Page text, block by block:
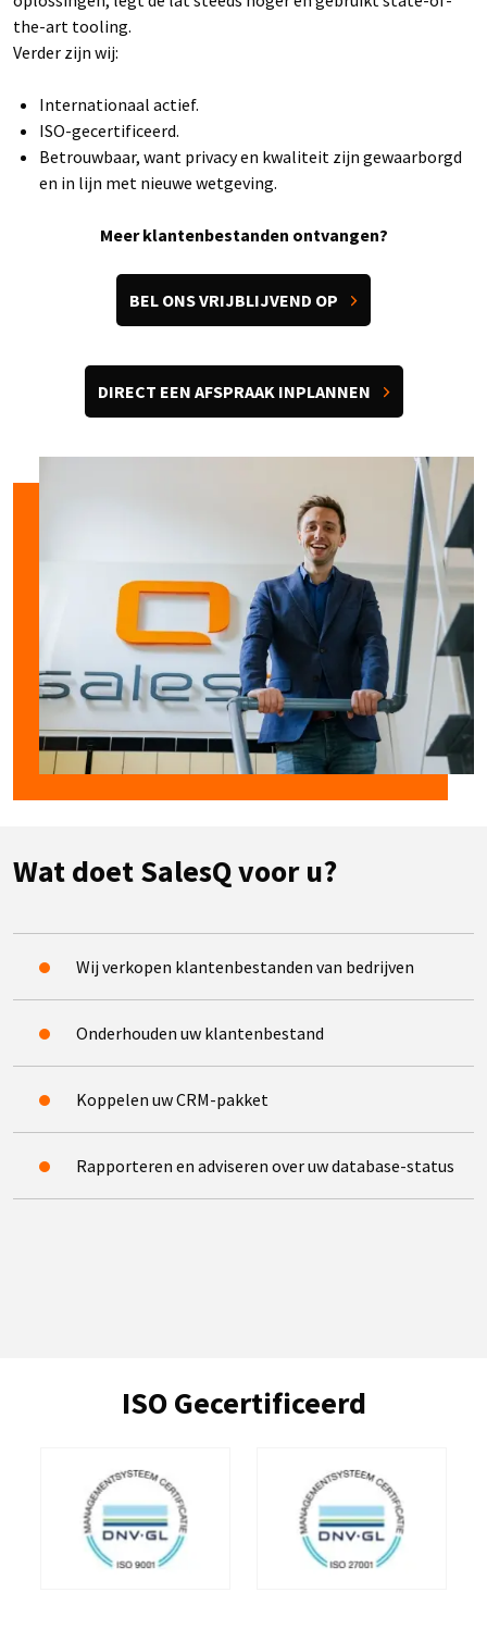
the-art tooling.
Verder zijn wij:
Internationaal actief.
ISO-gecertificeerd.
Betrouwbaar, want privacy en kwaliteit zijn gewaarborgd
en in lijn met nieuwe wetgeving.
Meer klantenbestanden ontvangen?
BEL ONS VRIJBLIJVEND OP
DIRECT EEN AFSPRAAK INPLANNEN
Wat doet SalesQ voor u?
Wij verkopen klantenbestanden van bedrijven
Onderhouden uw klantenbestand
Koppelen uw CRM-pakket
Rapporteren en adviseren over uw database-status
ISO Gecertificeerd